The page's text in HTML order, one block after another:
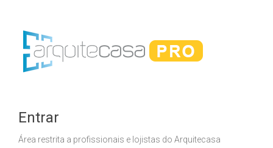
Entrar
Área restrita a profissionais e lojistas do Arquitecasa